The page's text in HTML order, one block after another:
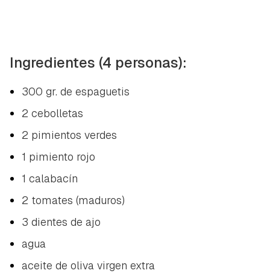
Ingredientes (4 personas):
300 gr. de espaguetis
2 cebolletas
2 pimientos verdes
1 pimiento rojo
1 calabacín
2 tomates (maduros)
3 dientes de ajo
agua
aceite de oliva virgen extra